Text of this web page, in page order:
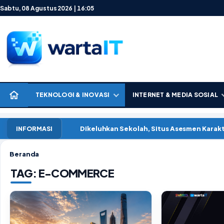
Lewati ke konten
Sabtu, 08 Agustus 2026 | 16:05
TEKNOLOGI & INOVASI INTERNET & MEDIA SOSIAL
INFORMASI Dikeluhkan Sekolah, Situs Asesmen
Beranda
TAG: E-COMMERCE